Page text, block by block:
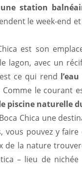
une station
le week-end
est son
lagon, avec un
ce qui rend
le courant
piscine naturelle
Chica une
vous pouvez y
de la nature
– lieu de